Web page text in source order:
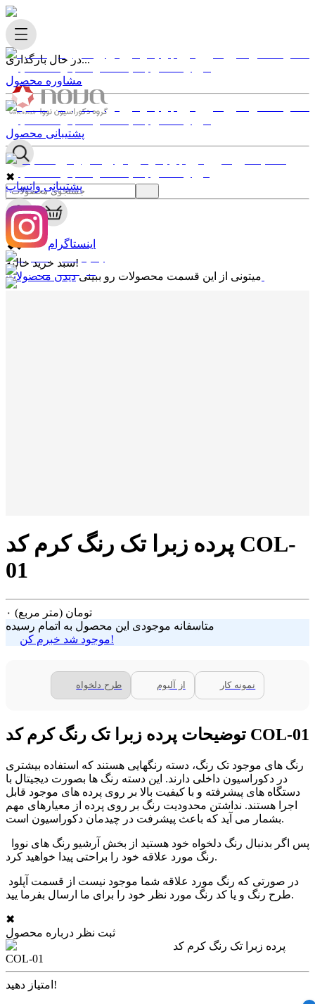
در حال بارگذاری...
✖
0
✖
سبد خرید خالیه!
میتونی از این قسمت محصولات رو ببینی
مشاوره محصول
پشتیبانی محصول
پشتیبانی واتساپ
اینستاگرام
پرده زبرا تک رنگ کرم کد COL-
01
۰ تومان (متر مربع)
متاسفانه موجودی این محصول به اتمام رسیده
موجود شد خبرم کن!
طرح دلخواه از آلبوم نمونه کار
توضیحات پرده زبرا تک رنگ کرم کد COL-01
رنگ های موجود تک رنگ، دسته رنگهایی هستند که استفاده بیشتری
در دکوراسیون داخلی دارند. این دسته رنگ ها بصورت دیجیتال با
دستگاه های پیشرفته و با کیفیت بالا بر روی پرده های موجود قابل
اجرا هستند. نداشتن محدودیت رنگ بر روی پرده از معیارهای مهم
بشمار می آید که باعث پیشرفت در چیدمان دکوراسیون است.
رنگ مورد علاقه خود را براحتی پیدا خواهید کرد.
طرح رنگ و یا کد رنگ مورد نظر خود را برای ما ارسال بفرما یید.
✖
ثبت نظر درباره محصول
پرده زبرا تک رنگ کرم کد
COL-01
امتیاز دهید!